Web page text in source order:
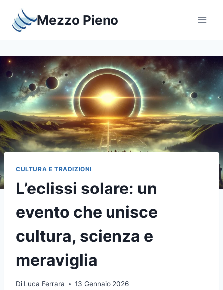
contenuto
Mezzo Pieno
CULTURA E TRADIZIONI
L’eclissi solare: un
evento che unisce
cultura, scienza e
meraviglia
Di Luca Ferrara 13 Gennaio 2026